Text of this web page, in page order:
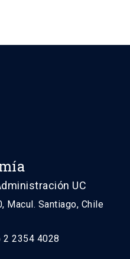
UC
Macul. Santiago, Chile
2 2354 4028